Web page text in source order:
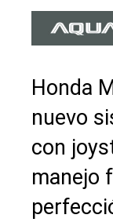
Honda
nuevo
con
manejo